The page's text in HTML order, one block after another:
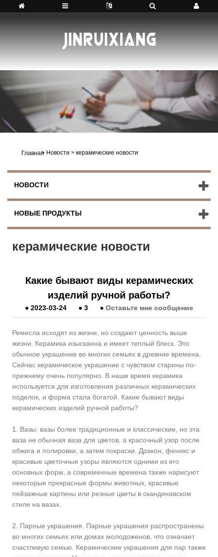
Главная
> Новости > керамические новости
НОВОСТИ
НОВЫЕ ПРОДУКТЫ
керамические новости
Какие бывают виды керамических
изделий ручной работы?
● 2023-03-24 ● 3 ● Оставьте мне сообщение
Ремесла исходят из жизни, но создают ценность выше
жизни. Керамика изысканна и имеет теплый блеск. Это
обычное украшение во многих семьях в древние времена.
Сейчас керамическое украшение с чувством старины по-
прежнему очень популярно. В наше время керамика
используется для изготовления различных керамических
поделок, и форма стала богатой. Какие бывают виды
керамических изделий ручной работы?
1. Вазы: вазы более традиционные и классические, но эта
ваза не обычная ваза для цветов, а красочный узор после
обжига и полировки, а затем покраски. Дракон, феникс и
красивые цветочные узоры являются одними из его
основных форм, а современные времена также нарисуют
некоторые прекрасные формы животных, красивые
пейзажные картины или резные цветы в скандинавском
стиле на вазах.
2. Парные украшения. Парные украшения распространены
во многих семьях или домах молодоженов, что означает
счастливую семью. Керамические украшения для пар также